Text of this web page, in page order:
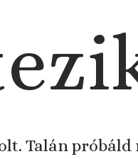
Talán próbáld